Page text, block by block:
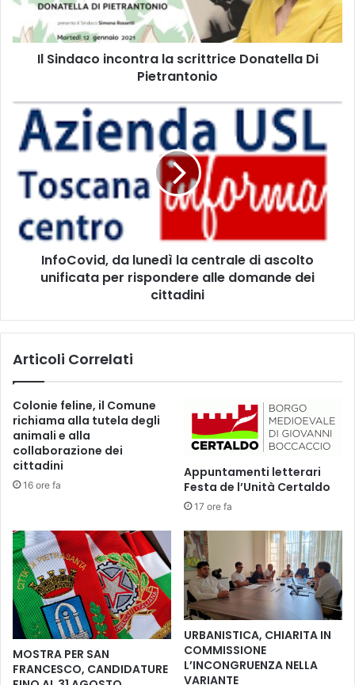
a
o
o
a
r
c
o
n
a
t
e
l
D
i
P
i
e
r
a
n
Il Sindaco incontra la scrittrice Donatella Di
Pietrantonio
C
e
l
a
c
e
t
l
e
d
i
a
c
o
l
InfoCovid, da lunedì la centrale di ascolto
unificata per rispondere alle domande dei
cittadini
Articoli Correlati
Colonie feline, il Comune
richiama alla tutela degli
animali e alla
collaborazione dei
cittadini
16 ore fa
Appuntamenti letterari
Festa de l’Unità Certaldo
17 ore fa
MOSTRA PER SAN
FRANCESCO, CANDIDATURE
URBANISTICA, CHIARITA IN
COMMISSIONE
L’INCONGRUENZA NELLA
VARIANTE